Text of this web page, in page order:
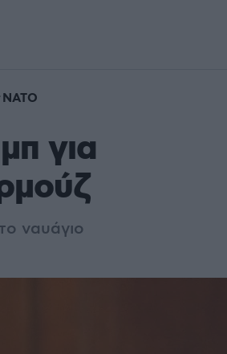
ΝΑΤΟ
για
ναυάγιο